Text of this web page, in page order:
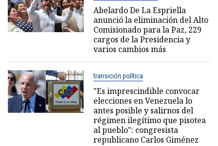
Abelardo De La Espriella
anunció la eliminación del Alto
Comisionado para la Paz, 229
cargos de la Presidencia y
varios cambios más
transición política
"Es imprescindible convocar
elecciones en Venezuela lo
antes posible y salirnos del
régimen ilegítimo que pisotea
al pueblo": congresista
republicano Carlos Giménez